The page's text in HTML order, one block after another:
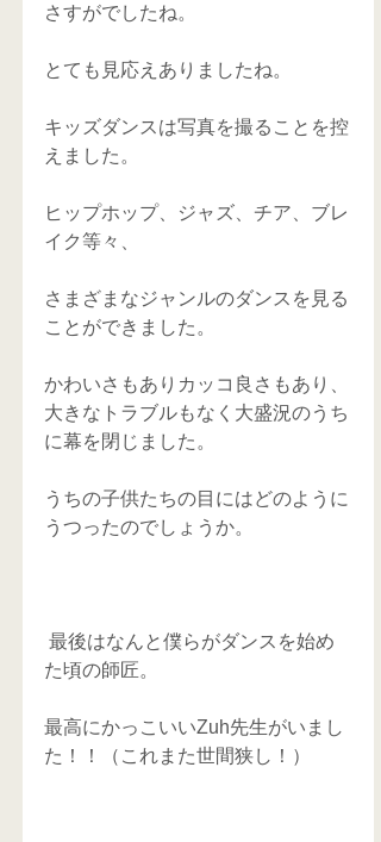
さすがでしたね。
とても見応えありましたね。
キッズダンスは写真を撮ることを控
えました。
ヒップホップ、ジャズ、チア、ブレ
イク等々、
さまざまなジャンルのダンスを見る
ことができました。
かわいさもありカッコ良さもあり、
大きなトラブルもなく大盛況のうち
に幕を閉じました。
うちの子供たちの目にはどのように
うつったのでしょうか。
た頃の師匠。
最高にかっこいいZuh先生がいまし
た！！（これまた世間狭し！）